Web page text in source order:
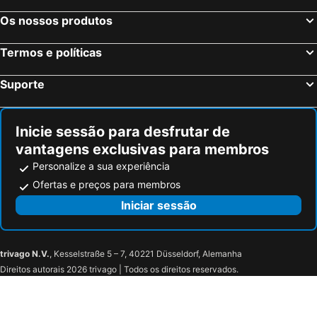
Colmar, Alsácia Hotéis
Os nossos produtos
Termos e políticas
Suporte
Inicie sessão para desfrutar de
vantagens exclusivas para membros
Personalize a sua experiência
Ofertas e preços para membros
Iniciar sessão
trivago N.V., Kesselstraße 5 – 7, 40221 Düsseldorf, Alemanha
Direitos autorais 2026 trivago | Todos os direitos reservados.